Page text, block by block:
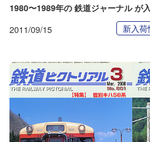
1980〜1989年の 鉄道ジャーナル が
2011/09/15 新入荷